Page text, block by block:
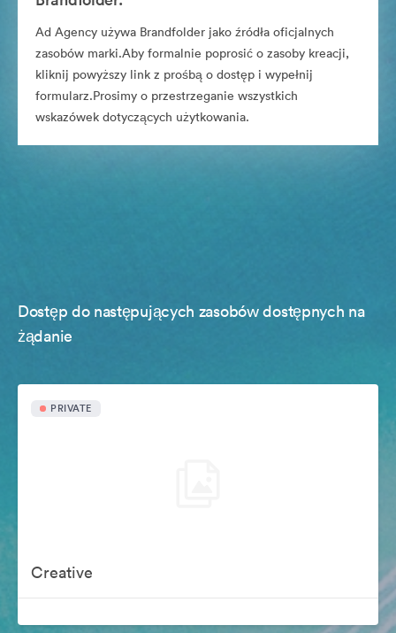
Ad Agency używa Brandfolder jako źródła oficjalnych
zasobów marki.Aby formalnie poprosić o zasoby kreacji,
kliknij powyższy link z prośbą o dostęp i wypełnij
formularz.Prosimy o przestrzeganie wszystkich
wskazówek dotyczących użytkowania.
Dostęp do następujących zasobów dostępnych na
żądanie
PRIVATE
Creative